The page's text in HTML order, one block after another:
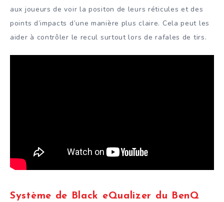
aux joueurs de voir la positon de leurs réticules et des
points d’impacts d’une manière plus claire. Cela peut les
aider à contrôler le recul surtout lors de rafales de tirs.
Système de Black eQualizer du BenQ